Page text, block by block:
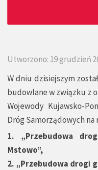
Utworzono: 19 grudzień
W dniu dzisiejszym
budowlane w związku z
Wojewody Kujawsko-
Dróg Samorządowych
1. „Przebudowa
Mstowo”,
2. „Przebudowa drogi